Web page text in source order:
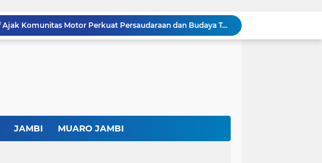
Surat Penundaan Terus Berdatangan, Putusan Mahkamah Agung Sudah Final, Mengapa Eksekusi Belum Dilaksanakan?
Fadhil Arief Resmi Lantik 16 Kepala Desa, Titip Pesan Integritas dan Pelayanan Untuk Kemajuan Batang Hari
Bupati Fadhil Arief Hadiri Grand Final Batang Hari Cup Race 2026, Sportivitas dan UMKM Jadi Sorotan
JAMBI MUARO JAMBI